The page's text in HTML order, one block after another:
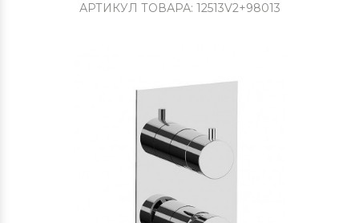
АРТИКУЛ ТОВАРА: 12513V2+98013